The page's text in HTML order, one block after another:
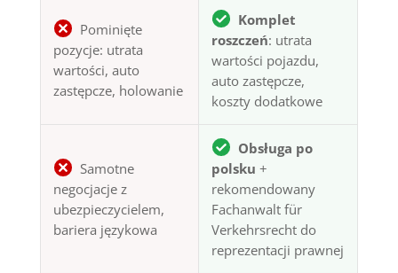
Pominięte
pozycje: utrata
wartości, auto
zastępcze, holowanie
Komplet
roszczeń: utrata
wartości pojazdu,
auto zastępcze,
koszty dodatkowe
Samotne
negocjacje z
ubezpieczycielem,
bariera językowa
Obsługa po
polsku +
rekomendowany
Fachanwalt für
Verkehrsrecht do
reprezentacji prawnej